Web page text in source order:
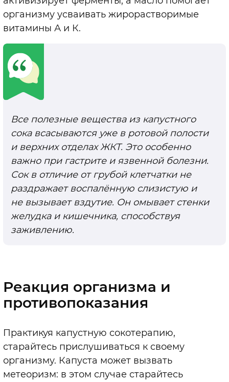
организму усваивать жирорастворимые
витамины А и К.
Все полезные вещества из капустного
сока всасываются уже в ротовой полости
и верхних отделах ЖКТ. Это особенно
важно при гастрите и язвенной болезни.
Сок в отличие от грубой клетчатки не
раздражает воспалённую слизистую и
не вызывает вздутие. Он омывает стенки
желудка и кишечника, способствуя
заживлению.
Реакция организма и
противопоказания
Практикуя капустную сокотерапию,
старайтесь прислушиваться к своему
организму. Капуста может вызвать
метеоризм: в этом случае старайтесь